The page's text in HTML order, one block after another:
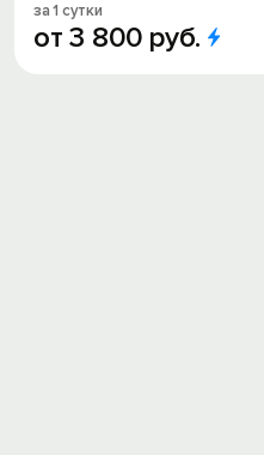
за 1 сутки
от3 800 руб.